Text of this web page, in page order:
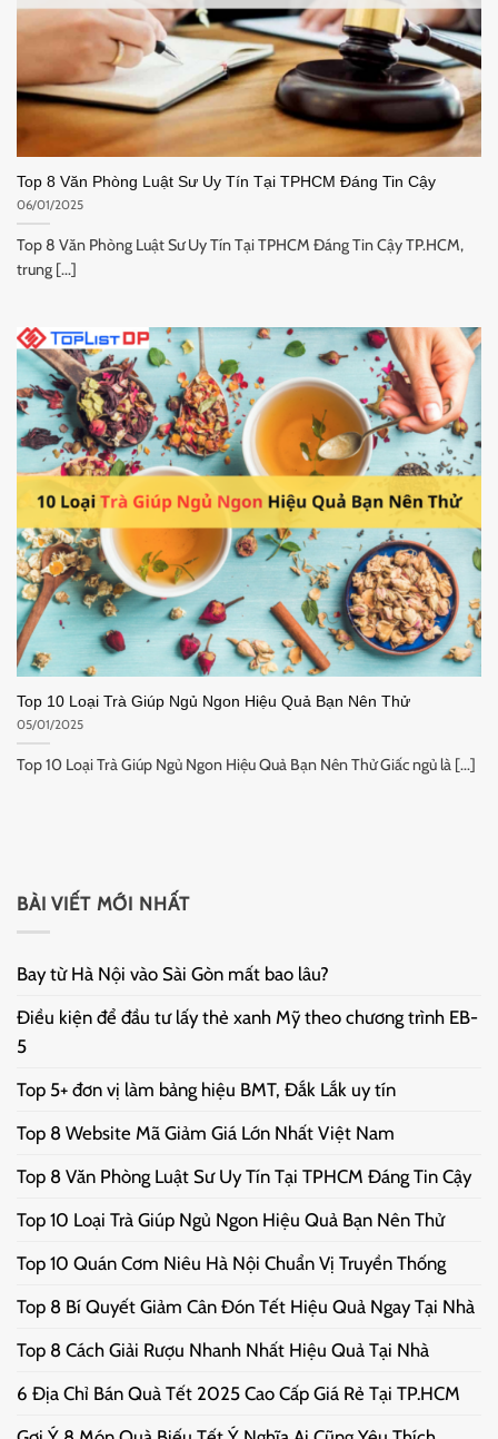
Top 8 Văn Phòng Luật Sư Uy Tín Tại TPHCM Đáng Tin Cậy
06/01/2025
Top 8 Văn Phòng Luật Sư Uy Tín Tại TPHCM Đáng Tin Cậy TP.HCM,
trung [...]
Top 10 Loại Trà Giúp Ngủ Ngon Hiệu Quả Bạn Nên Thử
05/01/2025
Top 10 Loại Trà Giúp Ngủ Ngon Hiệu Quả Bạn Nên Thử Giấc ngủ là [...]
BÀI VIẾT MỚI NHẤT
Bay từ Hà Nội vào Sài Gòn mất bao lâu?
Điều kiện để đầu tư lấy thẻ xanh Mỹ theo chương trình EB-
5
Top 5+ đơn vị làm bảng hiệu BMT, Đắk Lắk uy tín
Top 8 Website Mã Giảm Giá Lớn Nhất Việt Nam
Top 8 Văn Phòng Luật Sư Uy Tín Tại TPHCM Đáng Tin Cậy
Top 10 Loại Trà Giúp Ngủ Ngon Hiệu Quả Bạn Nên Thử
Top 10 Quán Cơm Niêu Hà Nội Chuẩn Vị Truyền Thống
Top 8 Bí Quyết Giảm Cân Đón Tết Hiệu Quả Ngay Tại Nhà
Top 8 Cách Giải Rượu Nhanh Nhất Hiệu Quả Tại Nhà
6 Địa Chỉ Bán Quà Tết 2025 Cao Cấp Giá Rẻ Tại TP.HCM